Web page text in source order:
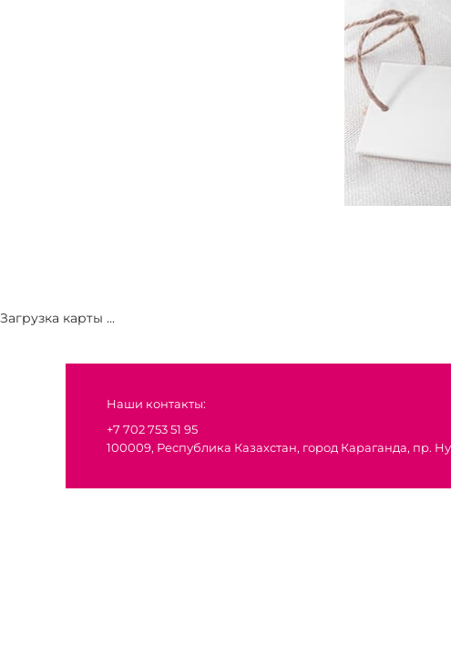
Наши контакты:
+7 702 753 51 95
100009, Республика Казахстан, город Караганда, пр.
Загрузка карты ...